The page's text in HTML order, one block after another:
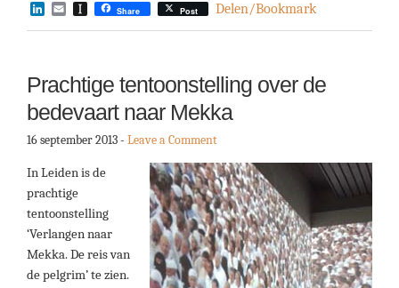
LinkedIn
EmailInstapaper
Share Post Delen/Bookmark
Prachtige tentoonstelling over de
bedevaart naar Mekka
16 september 2013- Leave a Comment
In Leiden is de
prachtige
tentoonstelling
‘Verlangen naar
Mekka. De reis van
de pelgrim’ te zien.